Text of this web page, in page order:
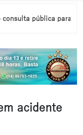
pública para
acidente